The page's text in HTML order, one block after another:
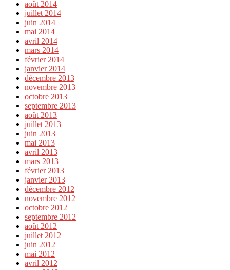
août 2014
juillet 2014
juin 2014
mai 2014
avril 2014
mars 2014
février 2014
janvier 2014
décembre 2013
novembre 2013
octobre 2013
septembre 2013
août 2013
juillet 2013
juin 2013
mai 2013
avril 2013
mars 2013
février 2013
janvier 2013
décembre 2012
novembre 2012
octobre 2012
septembre 2012
août 2012
juillet 2012
juin 2012
mai 2012
avril 2012